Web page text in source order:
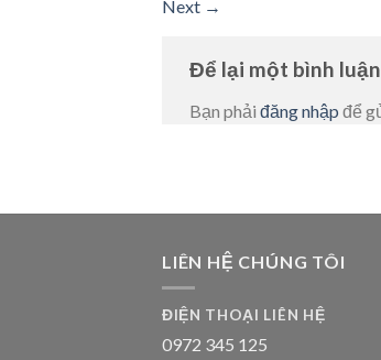
Next →
Để lại một bình luận
Bạn phải đăng nhập để
LIÊN HỆ CHÚNG TÔI
ĐIỆN THOẠI LIÊN HỆ
0972 345 125